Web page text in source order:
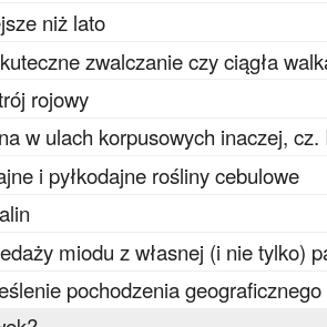
niż lato
zwalczanie czy ciągła
rojowy
w ulach korpusowych inaczej, cz.
i pyłkodajne rośliny cebulowe
miodu z własnej (i nie tylko)
pochodzenia